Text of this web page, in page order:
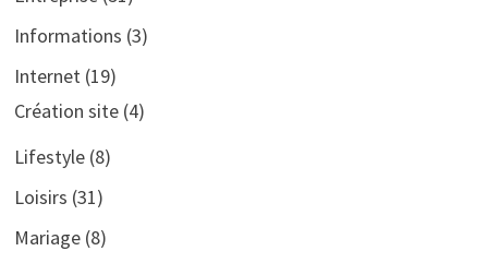
Informations (3)
Internet(19)
Création site(4)
Lifestyle(8)
Loisirs (31)
Mariage(8)